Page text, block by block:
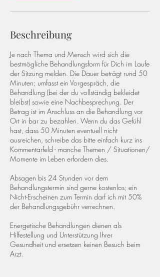
Beschreibung
Je nach Thema und Mensch wird sich die
bestmögliche Behandlungsform für Dich im Laufe
der Sitzung melden. Die Dauer beträgt rund 50
Minuten; umfasst ein Vorgespräch, die
Behandlung (bei der du vollständig bekleidet
bleibst) sowie eine Nachbesprechung. Der
Betrag ist im Anschluss an die Behandlung vor
Ort in bar zu bezahlen. Wenn du das Gefühl
hast, dass 50 Minuten eventuell nicht
ausreichen, schreibe das bitte einfach kurz ins
Kommentarfeld - manche Themen / Situationen/
Momente im Leben erfordern dies.
Absagen bis 24 Stunden vor dem
Behandlungstermin sind gerne kostenlos; ein
Nicht-Erscheinen zum Termin darf ich mit 50%
der Behandlungsgebühr verrechnen.
Energetische Behandlungen dienen als
Hilfestellung und Unterstützung Ihrer
Gesundheit und ersetzen keinen Besuch beim
Arzt.